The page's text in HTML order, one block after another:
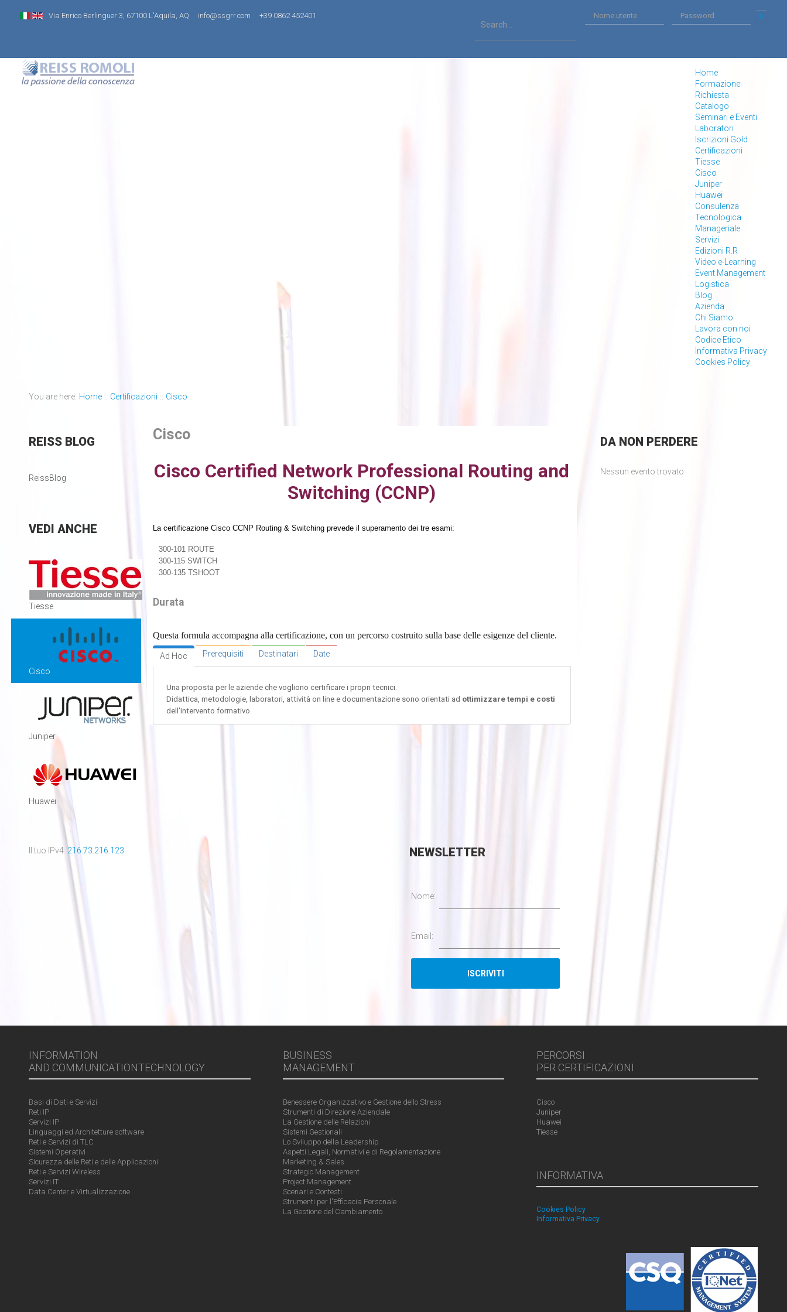
Via Enrico Berlinguer 3, 67100 L'Aquila, AQ info@ssgrr.com +39 0862 452401
Home
Formazione
Richiesta
Catalogo
Seminari e Eventi
Laboratori
Iscrizioni Gold
Certificazioni
Tiesse
Cisco
Juniper
Huawei
Consulenza
Tecnologica
Manageriale
Servizi
Edizioni R.R
Video e-Learning
Event Management
Logistica
Blog
Azienda
Chi Siamo
Lavora con noi
Codice Etico
Informativa Privacy
Cookies Policy
You are here: Home :: Certificazioni :: Cisco
Cisco
Cisco Certified Network Professional Routing and
Switching (CCNP)
La certificazione Cisco CCNP Routing & Switching prevede il superamento dei tre esami:
300-101 ROUTE
300-115 SWITCH
300-135 TSHOOT
Durata
Questa formula accompagna alla certificazione, con un percorso costruito sulla base delle esigenze del cliente.
Ad Hoc Prerequisiti Destinatari Date
Una proposta per le aziende che vogliono certificare i propri tecnici.
Didattica, metodologie, laboratori, attività on line e documentazione sono orientati ad ottimizzare tempi e costi
dell'intervento formativo.
REISSBLOG
ReissBlog
VEDI ANCHE
Tiesse
Cisco
Juniper
Huawei
DANON PERDERE
Nessun evento trovato
Il tuo IPv4: 216.73.216.123 NEWSLETTER
Nome:
Email:
INFORMATION
AND COMMUNICATIONTECHNOLOGY
Basi di Dati e Servizi
Reti IP
Servizi IP
Linguaggi ed Architetture software
Reti e Servizi di TLC
Sistemi Operativi
Sicurezza delle Reti e delle Applicazioni
Reti e Servizi Wireless
Servizi IT
Data Center e Virtualizzazione
BUSINESS
MANAGEMENT
Benessere Organizzativo e Gestione dello Stress
Strumenti di Direzione Aziendale
La Gestione delle Relazioni
Sistemi Gestionali
Lo Sviluppo della Leadership
Aspetti Legali, Normativi e di Regolamentazione
Marketing & Sales
Strategic Management
Project Management
Scenari e Contesti
Strumenti per l'Efficacia Personale
La Gestione del Cambiamento
PERCORSI
PER CERTIFICAZIONI
Cisco
Juniper
Huawei
Tiesse
INFORMATIVA
Cookies Policy
Informativa Privacy